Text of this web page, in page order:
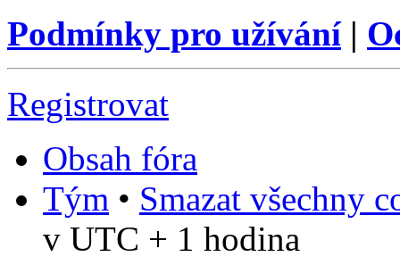
Podmínky pro užívání|
Registrovat
Obsah fóra
Tým • Smazat všechny
v UTC + 1 hodina